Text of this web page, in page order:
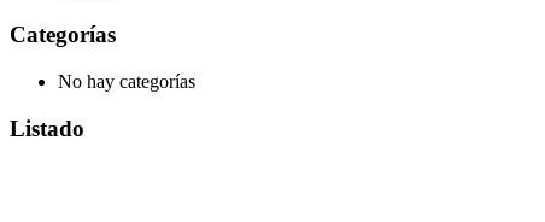
Categorías
No hay categorías
Listado